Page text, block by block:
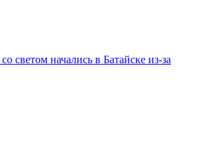
светом начались в Батайске из-за